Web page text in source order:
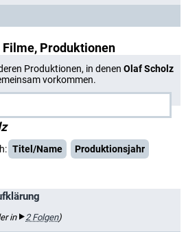
Produktionen
Produktionen, in denen Olaf Scholz
vorkommen.
Titel/Name
Produktionsjahr
in 2 Folgen)